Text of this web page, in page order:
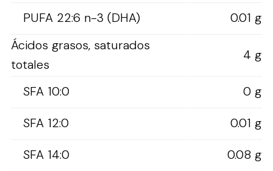
PUFA 22:6 n-3 (DHA)
0.01 g
Ácidos grasos, saturados
totales
4 g
SFA 10:0
0 g
SFA 12:0
0.01 g
SFA 14:0
0.08 g